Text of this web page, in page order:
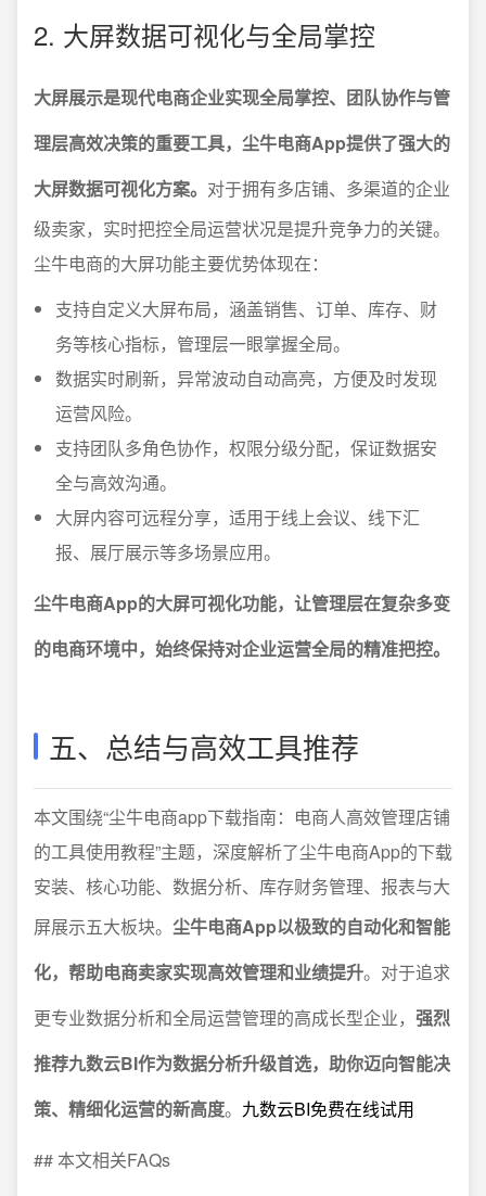
2. 大屏数据可视化与全局掌控
大屏展示是现代电商企业实现全局掌控、团队协作与管
理层高效决策的重要工具，尘牛电商App提供了强大的
大屏数据可视化方案。 对于拥有多店铺、多渠道的企业
级卖家，实时把控全局运营状况是提升竞争力的关键。
尘牛电商的大屏功能主要优势体现在：
支持自定义大屏布局，涵盖销售、订单、库存、财
务等核心指标，管理层一眼掌握全局。
数据实时刷新，异常波动自动高亮，方便及时发现
运营风险。
支持团队多角色协作，权限分级分配，保证数据安
全与高效沟通。
大屏内容可远程分享，适用于线上会议、线下汇
报、展厅展示等多场景应用。
尘牛电商App的大屏可视化功能，让管理层在复杂多变
的电商环境中，始终保持对企业运营全局的精准把控。
五、总结与高效工具推荐
本文围绕“尘牛电商app下载指南：电商人高效管理店铺
的工具使用教程”主题，深度解析了尘牛电商App的下载
安装、核心功能、数据分析、库存财务管理、报表与大
屏展示五大板块。 尘牛电商App以极致的自动化和智能
化，帮助电商卖家实现高效管理和业绩提升。对于追求
更专业数据分析和全局运营管理的高成长型企业， 强烈
推荐九数云BI作为数据分析升级首选，助你迈向智能决
策、精细化运营的新高度。 九数云BI免费在线试用
## 本文相关FAQs